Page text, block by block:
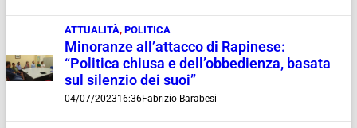
ATTUALITÀ, POLITICA
Minoranze all’attacco di Rapinese:
“Politica chiusa e dell’obbedienza, basata
sul silenzio dei suoi”
04/07/202316:36Fabrizio Barabesi